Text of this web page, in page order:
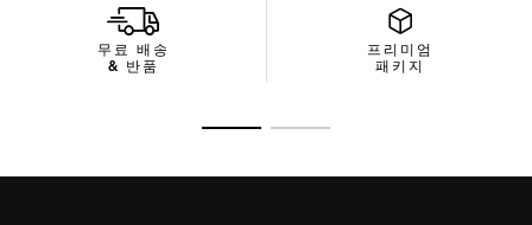
무료 배송
& 반품
프리미엄
패키지